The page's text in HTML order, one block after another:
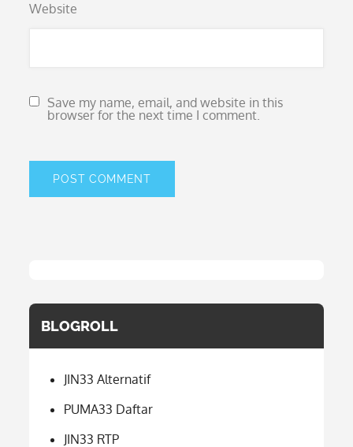
Website
Save my name, email, and website in this
browser for the next time I comment.
BLOGROLL
JIN33 Alternatif
PUMA33 Daftar
JIN33 RTP